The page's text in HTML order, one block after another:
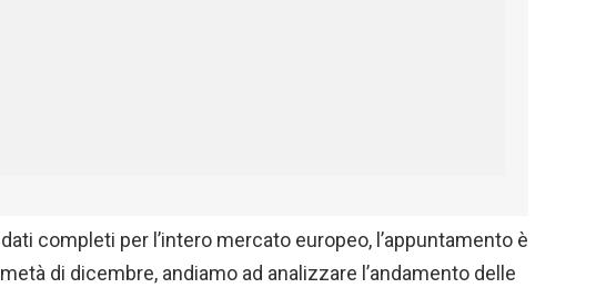
completi per l’intero mercato europeo, l’appuntamento è
di dicembre, andiamo ad analizzare l’andamento delle